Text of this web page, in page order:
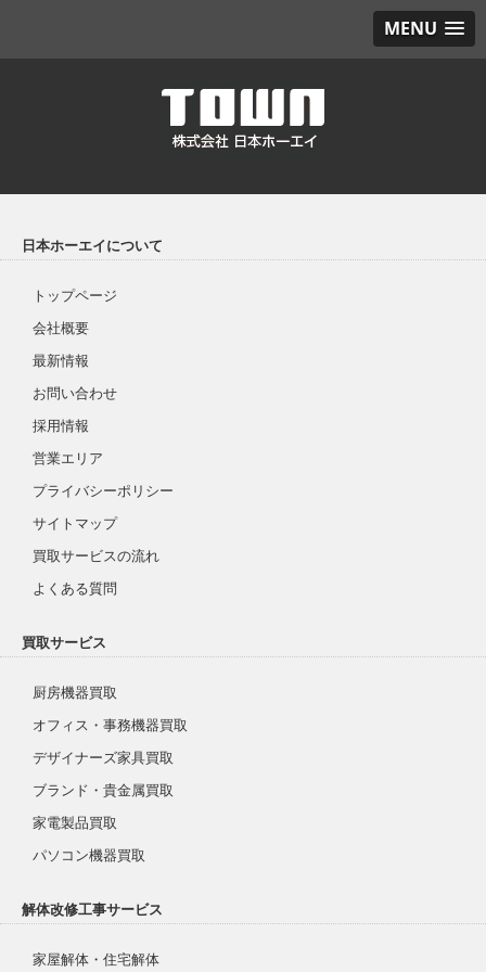
MENU
日本ホーエイについて
トップページ
会社概要
最新情報
お問い合わせ
採用情報
営業エリア
プライバシーポリシー
サイトマップ
買取サービスの流れ
よくある質問
買取サービス
厨房機器買取
オフィス・事務機器買取
デザイナーズ家具買取
ブランド・貴金属買取
家電製品買取
パソコン機器買取
解体改修工事サービス
家屋解体・住宅解体